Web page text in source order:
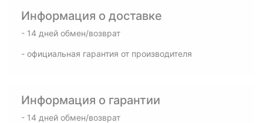
Информация о доставке
- 14 дней обмен/возврат
- официальная гарантия от производителя
Информация о гарантии
- 14 дней обмен/возврат